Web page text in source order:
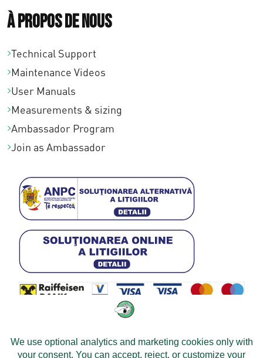
À propos de nous
Technical Support
Maintenance Videos
User Manuals
Measurements & sizing
Ambassador Program
Join as Ambassador